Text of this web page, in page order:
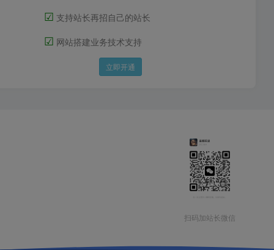
☑ 支持站长再招自己的站长
☑ 网站搭建业务技术支持
立即开通
扫码加站长微信